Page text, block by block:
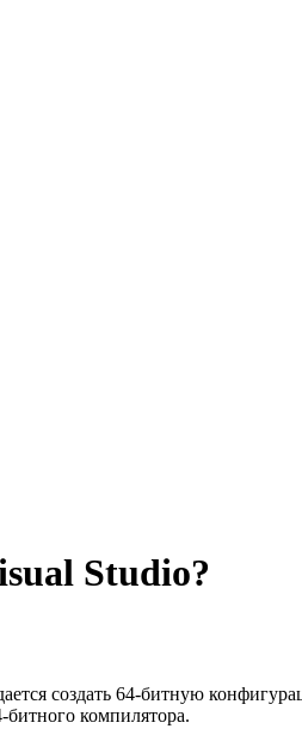
Studio?
создать 64-битную
битного компилятора.